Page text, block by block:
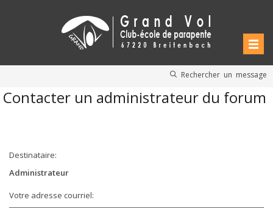
Rechercher un message
Contacter un administrateur du forum
Destinataire:
Administrateur
Votre adresse courriel: